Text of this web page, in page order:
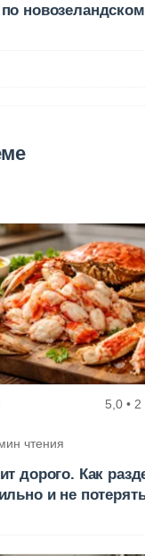
5,0 •
чтения
дорого. Как
и не